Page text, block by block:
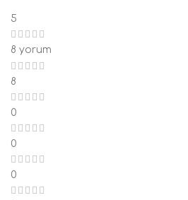
5
8 yorum
8
0
0
0